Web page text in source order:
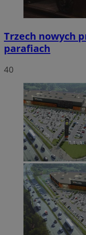
Trzech nowych
parafiach
40